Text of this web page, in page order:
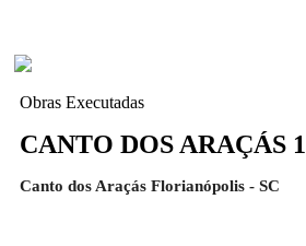
Obras Executadas
CANTO DOS ARAÇÁS 1
Canto dos Araçás Florianópolis - SC